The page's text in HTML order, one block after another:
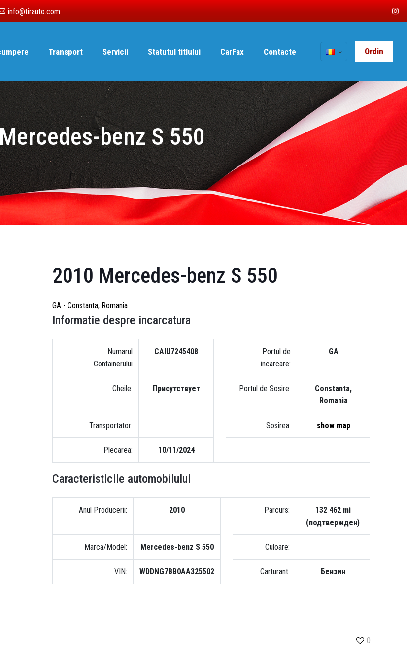
info@tirauto.com
Transport Servicii Statutul titlului CarFax Contacte Ordin
benz S 550
2010 Mercedes-benz S 550
GA - Constanta, Romania
Informatie despre incarcatura
Numarul
Containerului
CAIU7245408
Portul de
incarcare:
GA
Cheile: Присутствует Portul de Sosire:
Constanta,
Romania
Transportator: Sosirea: show map
Plecarea: 10/11/2024
Caracteristicile automobilului
Anul Producerii: 2010 Parcurs:
132 462 mi
(подтвержден)
Marca/Model: Mercedes-benz S 550 Culoare:
VIN: WDDNG7BB0AA325502 Carturant: Бензин
0